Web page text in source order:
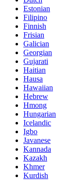
Estonian
Filipino
Finnish
Frisian
Galician
Georgian
Gujarati
Haitian
Hausa
Hawaiian
Hebrew
Hmong
Hungarian
Icelandic
Igbo
Javanese
Kannada
Kazakh
Khmer
Kurdish